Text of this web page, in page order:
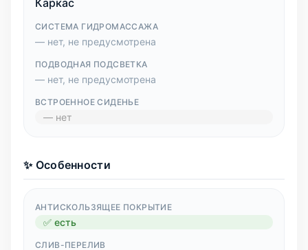
СИСТЕМА ГИДРОМАССАЖА
— нет, не предусмотрена
ПОДВОДНАЯ ПОДСВЕТКА
— нет, не предусмотрена
ВСТРОЕННОЕ СИДЕНЬЕ
— нет
✨ Особенности
АНТИСКОЛЬЗЯЩЕЕ ПОКРЫТИЕ
✅ есть
СЛИВ-ПЕРЕЛИВ